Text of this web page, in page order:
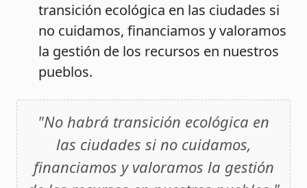
transición ecológica en las ciudades si
no cuidamos, financiamos y valoramos
la gestión de los recursos en nuestros
pueblos.
"No habrá transición ecológica en
las ciudades si no cuidamos,
financiamos y valoramos la gestión